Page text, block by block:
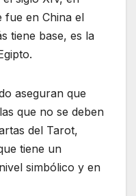
fue en China el
tiene base, es la
aseguran que
que no se deben
del Tarot,
tiene un
simbólico y en